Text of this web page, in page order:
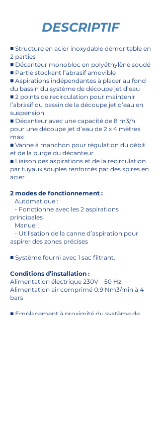
DESCRIPTIF
■ Structure en acier inoxydable démontable en
2 parties
■ Décanteur monobloc en polyéthylène soudé
■ Partie stockant l’abrasif amovible
■ Aspirations indépendantes à placer au fond
du bassin du système de découpe jet d’eau
■ 2 points de recirculation pour maintenir
l’abrasif du bassin de la découpe jet d’eau en
suspension
■ Décanteur avec une capacité de 8 m3/h
pour une découpe jet d’eau de 2 x 4 mètres
maxi
■ Vanne à manchon pour régulation du débit
et de la purge du décanteur
■ Liaison des aspirations et de la recirculation
par tuyaux souples renforcés par des spires en
acier
2 modes de fonctionnement :
Automatique :
- Fonctionne avec les 2 aspirations
principales
Manuel :
- Utilisation de la canne d’aspiration pour
aspirer des zones précises
■ Système fourni avec 1 sac filtrant.
Conditions d’installation :
Alimentation électrique 230V – 50 Hz
Alimentation air comprimé 0,9 Nm3/min à 4
bars
■ Emplacement à proximité du système de